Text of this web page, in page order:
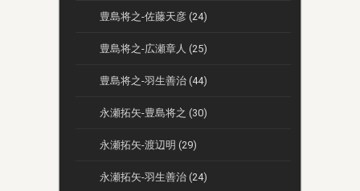
豊島将之-佐藤天彦 (24)
豊島将之-広瀬章人 (25)
豊島将之-羽生善治 (44)
永瀬拓矢-豊島将之 (30)
永瀬拓矢-渡辺明 (29)
永瀬拓矢-羽生善治 (24)